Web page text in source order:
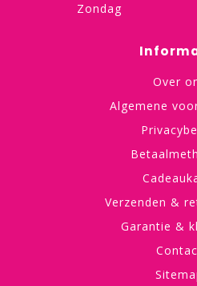
Zondag
Over
Algemene
Verzenden &
Garantie &